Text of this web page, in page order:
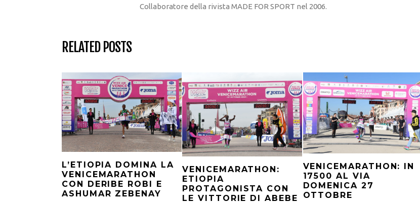
Collaboratore della rivista MADE FOR SPORT nel 2006.
RELATED POSTS
L’ETIOPIA DOMINA LA
VENICEMARATHON
CON DERIBE ROBI E
ASHUMAR ZEBENAY
VENICEMARATHON:
ETIOPIA
PROTAGONISTA CON
LE VITTORIE DI ABEBE
VENICEMARATHON: IN
17500 AL VIA
DOMENICA 27
OTTOBRE